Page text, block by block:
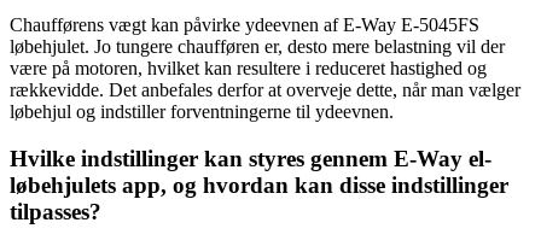
Chaufførens vægt kan påvirke ydeevnen af E-Way E-5045FS
løbehjulet. Jo tungere chaufføren er, desto mere belastning vil der
være på motoren, hvilket kan resultere i reduceret hastighed og
rækkevidde. Det anbefales derfor at overveje dette, når man vælger
løbehjul og indstiller forventningerne til ydeevnen.
Hvilke indstillinger kan styres gennem E-Way el-
løbehjulets app, og hvordan kan disse indstillinger
tilpasses?